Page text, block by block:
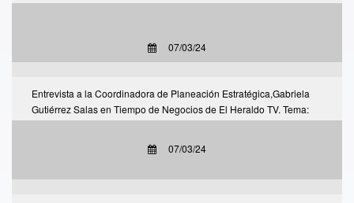
Tema: IFT y las comunicaciones en México, así como la posibilidad
07/03/24
Entrevista a la Coordinadora de Planeación Estratégica,Gabriela
Gutiérrez Salas en Tiempo de Negocios de El Heraldo TV. Tema:
Operadores Móviles Virtuales: aumento de cobertura y servicios.
07/03/24